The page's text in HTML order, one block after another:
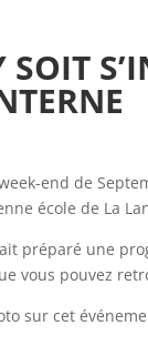
SOIT
end de
école de La
préparé une
vous pouvez
sur cet